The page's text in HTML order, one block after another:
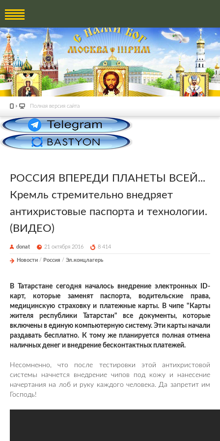
Полная версия сайта
РОССИЯ ВПЕРЕДИ ПЛАНЕТЫ ВСЕЙ...
Кремль стремительно внедряет
антихристовые паспорта и технологии.
(ВИДЕО)
donat 21 октября 2016 8 414
Новости / Россия / Эл.концлагерь
В Татарстане сегодня началось внедрение электронных ID-
карт, которые заменят паспорта, водительские права,
медицинскую страховку и платежные карты. В чипе "Карты
жителя республики Татарстан" все документы, которые
включены в единую компьютерную систему. Эти карты начали
раздавать бесплатно. К тому же планируется полная отмена
наличных денег и внедрение бесконтактных платежей.
Несомненно, что после тестировки этой антихристовой
системы начнется внедрение чипов под кожу и нанесение
начертания на лоб и руку каждого человека. Да запретит им
Господь!